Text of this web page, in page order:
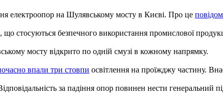
електроопор на Шулявському мосту в Києві. Про це
безпечного використання промислової
мосту відкрито по одній смузі в кожному напрямку.
впали три стовпи освітлення на проїжджу частину.
за падіння опор повинен нести генеральний